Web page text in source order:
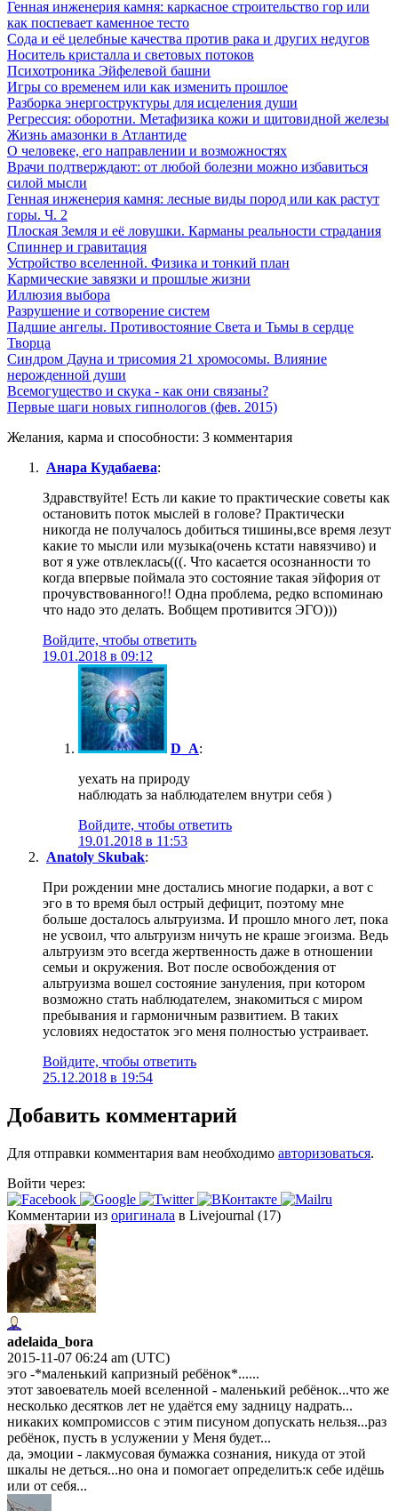
Генная инженерия камня: каркасное строительство гор или
как поспевает каменное тесто
Сода и её целебные качества против рака и других недугов
Носитель кристалла и световых потоков
Психотроника Эйфелевой башни
Игры со временем или как изменить прошлое
Разборка энергоструктуры для исцеления души
Регрессия: оборотни. Метафизика кожи и щитовидной железы
Жизнь амазонки в Атлантиде
О человеке, его направлении и возможностях
Врачи подтверждают: от любой болезни можно избавиться
силой мысли
Генная инженерия камня: лесные виды пород или как растут
горы. Ч. 2
Плоская Земля и её ловушки. Карманы реальности страдания
Спиннер и гравитация
Устройство вселенной. Физика и тонкий план
Кармические завязки и прошлые жизни
Иллюзия выбора
Разрушение и сотворение систем
Падшие ангелы. Противостояние Света и Тьмы в сердце
Творца
Синдром Дауна и трисомия 21 хромосомы. Влияние
нерожденной души
Всемогущество и скука - как они связаны?
Первые шаги новых гипнологов (фев. 2015)
Желания, карма и способности: 3 комментария
Анара Кудабаева:
Здравствуйте! Есть ли какие то практические советы как
остановить поток мыслей в голове? Практически
никогда не получалось добиться тишины,все время лезут
какие то мысли или музыка(очень кстати навязчиво) и
вот я уже отвлеклась(((. Что касается осознанности то
когда впервые поймала это состояние такая эйфория от
прочувствованного!! Одна проблема, редко вспоминаю
что надо это делать. Вобщем противится ЭГО)))
Войдите, чтобы ответить
19.01.2018 в 09:12
D_A:
уехать на природу
наблюдать за наблюдателем внутри себя )
Войдите, чтобы ответить
19.01.2018 в 11:53
Anatoly Skubak:
При рождении мне достались многие подарки, а вот с
эго в то время был острый дефицит, поэтому мне
больше досталось альтруизма. И прошло много лет, пока
не усвоил, что альтруизм ничуть не краше эгоизма. Ведь
альтруизм это всегда жертвенность даже в отношении
семьи и окружения. Вот после освобождения от
альтруизма вошел состояние зануления, при котором
возможно стать наблюдателем, знакомиться с миром
пребывания и гармоничным развитием. В таких
условиях недостаток эго меня полностью устраивает.
Войдите, чтобы ответить
25.12.2018 в 19:54
Добавить комментарий
Для отправки комментария вам необходимо авторизоваться.
Войти через:
Комментарии из оригинала в Livejournal (17)
adelaida_bora
2015-11-07 06:24 am (UTC)
эго -*маленький капризный ребёнок*......
этот завоеватель моей вселенной - маленький ребёнок...что же
несколько десятков лет не удаётся ему задницу надрать...
никаких компромиссов с этим писуном допускать нельзя...раз
ребёнок, пусть в услужении у Меня будет...
да, эмоции - лакмусовая бумажка сознания, никуда от этой
шкалы не деться...но она и помогает определить:к себе идёшь
или от себя...